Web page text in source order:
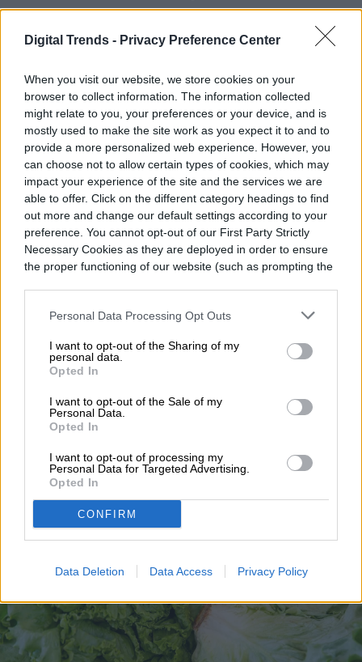
Digital Trends - Privacy Preference Center
When you visit our website, we store cookies on your
browser to collect information. The information collected
might relate to you, your preferences or your device, and is
mostly used to make the site work as you expect it to and to
provide a more personalized web experience. However, you
can choose not to allow certain types of cookies, which may
impact your experience of the site and the services we are
able to offer. Click on the different category headings to find
out more and change our default settings according to your
preference. You cannot opt-out of our First Party Strictly
Necessary Cookies as they are deployed in order to ensure
the proper functioning of our website (such as prompting the
Personal Data Processing Opt Outs
I want to opt-out of the Sharing of my
personal data.
Opted In
I want to opt-out of the Sale of my
Personal Data.
Opted In
I want to opt-out of processing my
Personal Data for Targeted Advertising.
Opted In
CONFIRM
Data Deletion Data Access Privacy Policy
temprana edad manifestó una importante
inquietud hacia la escritura y las…
Topics
NoticiasHomepage
Cyclospora: qué es, por
qué alarma a EE.UU. y
diferencia con otras
infecciones